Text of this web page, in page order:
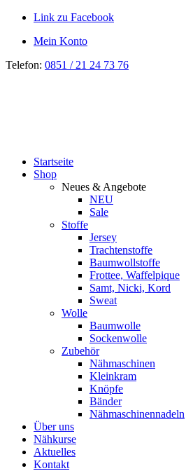
Link zu Facebook
Mein Konto
Telefon: 0851 / 21 24 73 76
Startseite
Shop
Neues & Angebote
NEU
Sale
Stoffe
Jersey
Trachtenstoffe
Baumwollstoffe
Frottee, Waffelpique
Samt, Nicki, Kord
Sweat
Wolle
Baumwolle
Sockenwolle
Zubehör
Nähmaschinen
Kleinkram
Knöpfe
Bänder
Nähmaschinennadeln
Über uns
Nähkurse
Aktuelles
Kontakt